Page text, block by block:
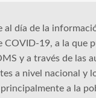
al día de la
COVID-19, a la que
y a través de las
a nivel nacional y
a la